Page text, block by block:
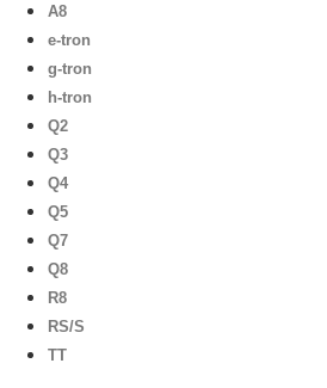
A8
e-tron
g-tron
h-tron
Q2
Q3
Q4
Q5
Q7
Q8
R8
RS/S
TT